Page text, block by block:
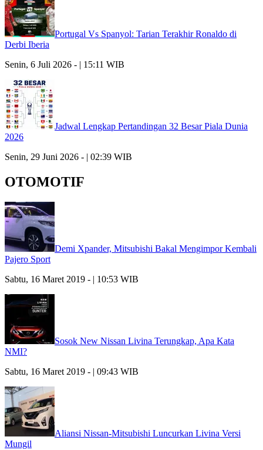
Portugal Vs Spanyol: Tarian Terakhir Ronaldo di
Derbi Iberia
Senin, 6 Juli 2026 - | 15:11 WIB
Jadwal Lengkap Pertandingan 32 Besar Piala Dunia
2026
Senin, 29 Juni 2026 - | 02:39 WIB
OTOMOTIF
Demi Xpander, Mitsubishi Bakal Mengimpor Kembali
Pajero Sport
Sabtu, 16 Maret 2019 - | 10:53 WIB
Sosok New Nissan Livina Terungkap, Apa Kata
NMI?
Sabtu, 16 Maret 2019 - | 09:43 WIB
Aliansi Nissan-Mitsubishi Luncurkan Livina Versi
Mungil